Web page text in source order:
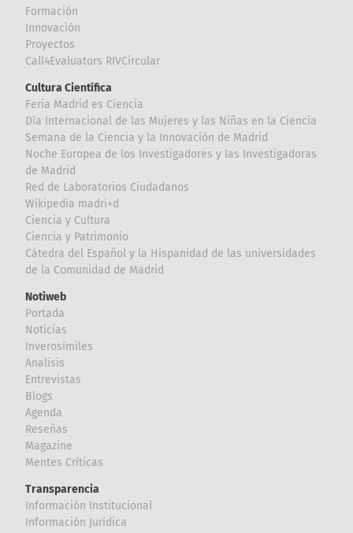
Formación
Innovación
Proyectos
Call4Evaluators RIVCircular
Cultura Científica
Feria Madrid es Ciencia
Día Internacional de las Mujeres y las Niñas en la Ciencia
Semana de la Ciencia y la Innovación de Madrid
Noche Europea de los Investigadores y las Investigadoras
de Madrid
Red de Laboratorios Ciudadanos
Wikipedia madri+d
Ciencia y Cultura
Ciencia y Patrimonio
Cátedra del Español y la Hispanidad de las universidades
de la Comunidad de Madrid
Notiweb
Portada
Noticias
Inverosímiles
Analisis
Entrevistas
Blogs
Agenda
Reseñas
Magazine
Mentes Críticas
Transparencia
Información Institucional
Información Jurídica